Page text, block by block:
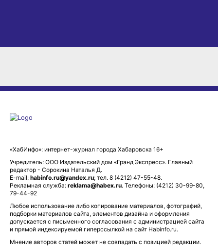
«ХабИнфо»: интернет-журнал города Хабаровска 16+
Учредитель: ООО Издательский дом «Гранд Экспресс». Главный
редактор - Сорокина Наталья Д.
E-mail: habinfo.ru@yandex.ru; тел. 8 (4212) 47-55-48.
Рекламная служба: reklama@habex.ru. Телефоны: (4212) 30-99-80,
79-44-92
Любое использование либо копирование материалов, фотографий,
подборки материалов сайта, элементов дизайна и оформления
допускается с письменного согласования с администрацией сайта
и прямой индексируемой гиперссылкой на сайт Habinfo.ru.
Мнение авторов статей может не совпадать с позицией редакции.